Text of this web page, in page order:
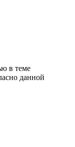
в теме
данной